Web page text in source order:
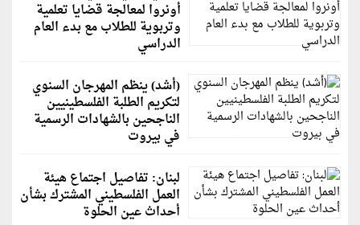
أونروا لمعالجة قضايا تعلمية
وتربوية للطلاب مع بدء العام
الدراسي
(أشد) ينظم المهرجان السنوي
لتكريم الطلبة الفلسطينيين
الناجحين بالشهادات الرسمية
في بيروت
لبنان: تفاصيل اجتماع هيئة
العمل الفلسطيني المشترك بشأن
أحداث عين الحلوة